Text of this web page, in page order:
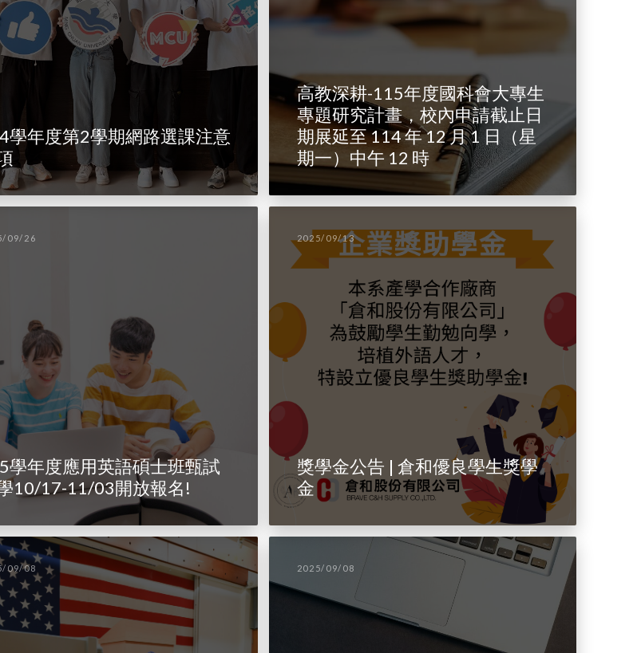
學年度第2學期網路選課注意
高教深耕-115年度國科會大專生
專題研究計畫，校內申請截止日
期展延至 114 年 12 月 1 日（星
期一）中午 12 時
09/26
學年度應用英語碩士班甄試
10/17-11/03開放報名!
2025/09/13
獎學金公告 | 倉和優良學生獎學
金
09/08 2025/09/08